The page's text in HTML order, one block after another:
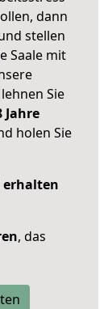
dann
stellen
Saale mit
Sie
Jahre
holen Sie
erhalten
, das